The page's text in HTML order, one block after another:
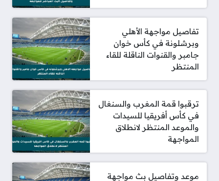
تفاصيل مواجهة الأهلي
وبرشلونة في كأس خوان
جامبر والقنوات الناقلة للقاء
المنتظر
ترقبوا قمة المغرب والسنغال
في كأس أفريقيا للسيدات
والموعد المنتظر لانطلاق
المواجهة
موعد وتفاصيل بث مواجهة